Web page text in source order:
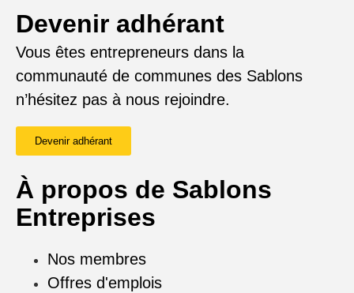
À propos de Sablons
Entreprises
Nos membres
Offres d'emplois
Devenir adhérant
Vous êtes entrepreneurs dans la
communauté de communes des Sablons
n’hésitez pas à nous rejoindre.
Devenir adhérant